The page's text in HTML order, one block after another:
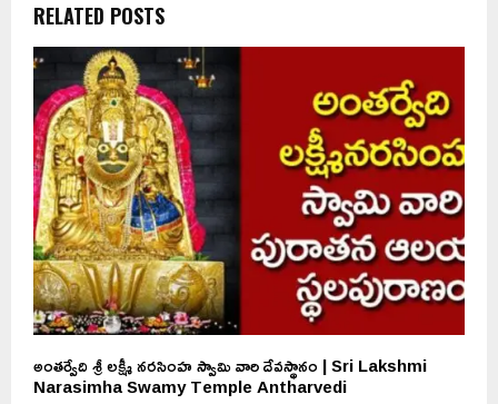
RELATED POSTS
అంతర్వేది శ్రీ లక్ష్మీ నరసింహ స్వామి వారి దేవస్థానం | Sri Lakshmi
Narasimha Swamy Temple Antharvedi